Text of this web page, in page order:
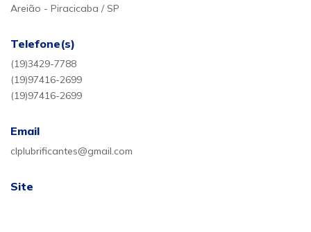
Areião - Piracicaba / SP
Telefone(s)
(19)3429-7788
(19)97416-2699
(19)97416-2699
Email
clplubrificantes@gmail.com
Site